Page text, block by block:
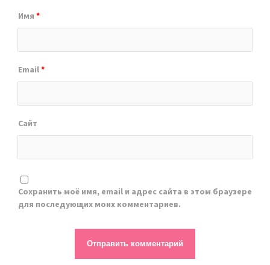
Имя *
Email*
Сайт
Сохранить моё имя, email и адрес сайта в этом браузере
для последующих моих комментариев.